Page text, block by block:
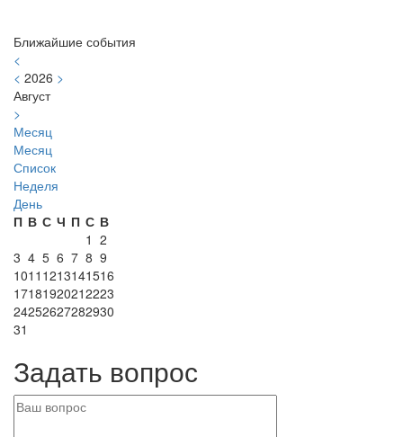
Ближайшие события
<
< 2026 >
Август
>
Месяц
Месяц
Список
Неделя
День
П В С Ч П С В
1 2
3 4 5 6 7 8 9
1011 1213141516
17181920212223
24252627282930
31
Задать вопрос